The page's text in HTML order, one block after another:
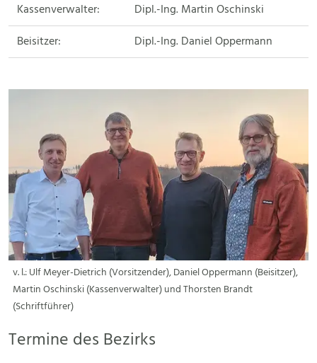
Kassenverwalter:
Dipl.-Ing. Martin Oschinski
Beisitzer:
Dipl.-Ing. Daniel Oppermann
v. l.: Ulf Meyer-Dietrich (Vorsitzender), Daniel Oppermann (Beisitzer),
Martin Oschinski (Kassenverwalter) und Thorsten Brandt
(Schriftführer)
Termine des Bezirks